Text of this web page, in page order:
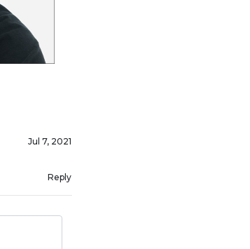
Jul 7, 2021
Reply